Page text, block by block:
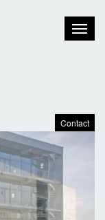
Contact
Toggle